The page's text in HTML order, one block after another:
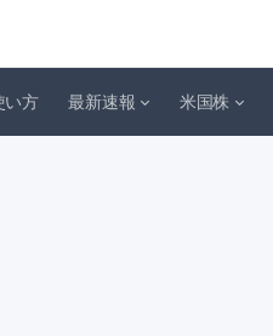
い方 最新速報 米国株